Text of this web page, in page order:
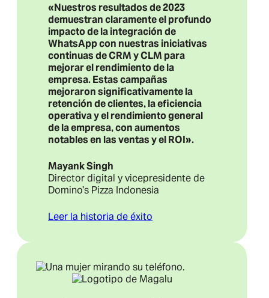
«Nuestros resultados de 2023
demuestran claramente el profundo
impacto de la integración de
WhatsApp con nuestras iniciativas
continuas de CRM y CLM para
mejorar el rendimiento de la
empresa. Estas campañas
mejoraron significativamente la
retención de clientes, la eficiencia
operativa y el rendimiento general
de la empresa, con aumentos
notables en las ventas y el ROI».
Mayank Singh
Director digital y vicepresidente de
Domino’s Pizza Indonesia
Leer la historia de éxito